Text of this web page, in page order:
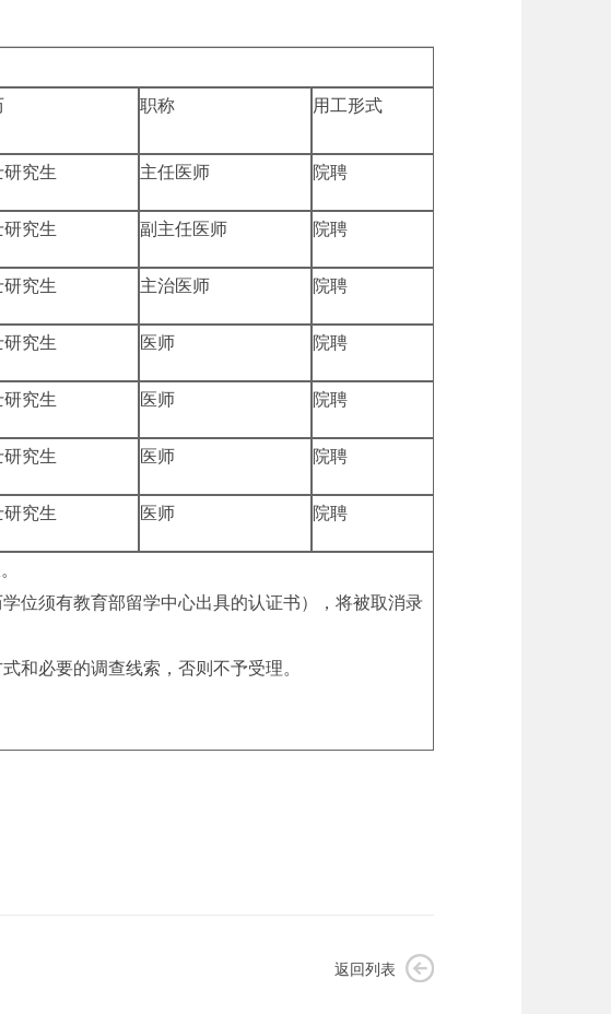
职称 用工形式
究生 主任医师 院聘
究生 副主任医师 院聘
究生 主治医师 院聘
究生 医师 院聘
究生 医师 院聘
究生 医师 院聘
究生 医师 院聘
位须有教育部留学中心出具的认证书），将被取消录
和必要的调查线索，否则不予受理。
返回列表